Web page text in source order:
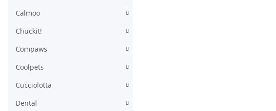
Calmoo
Chuckit!
Compaws
Coolpets
Cucciolotta
Dental